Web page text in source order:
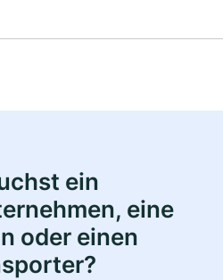
ein
eine
oder einen